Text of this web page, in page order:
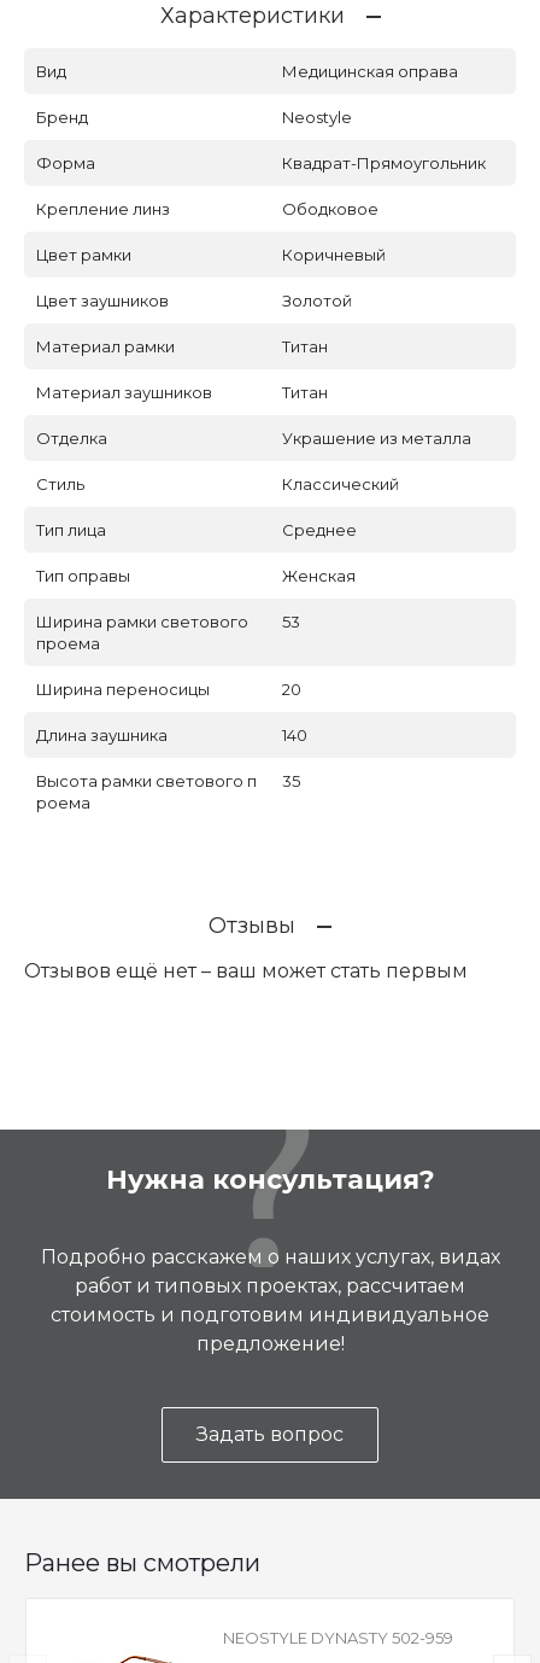
Характеристики
Вид Медицинская оправа
Бренд Neostyle
Форма Квадрат-Прямоугольник
Крепление линз Ободковое
Цвет рамки Коричневый
Цвет заушников Золотой
Материал рамки Титан
Материал заушников Титан
Отделка Украшение из металла
Стиль Классический
Тип лица Среднее
Тип оправы Женская
Ширина рамки светового
проема
53
Ширина переносицы 20
Длина заушника 140
Высота рамки светового п
роема
35
Отзывы
Отзывов ещё нет – ваш может стать первым
Нужна консультация?
Подробно расскажем о наших услугах, видах
работ и типовых проектах, рассчитаем
стоимость и подготовим индивидуальное
предложение!
Задать вопрос
Ранее вы смотрели
NEOSTYLE DYNASTY 502-959